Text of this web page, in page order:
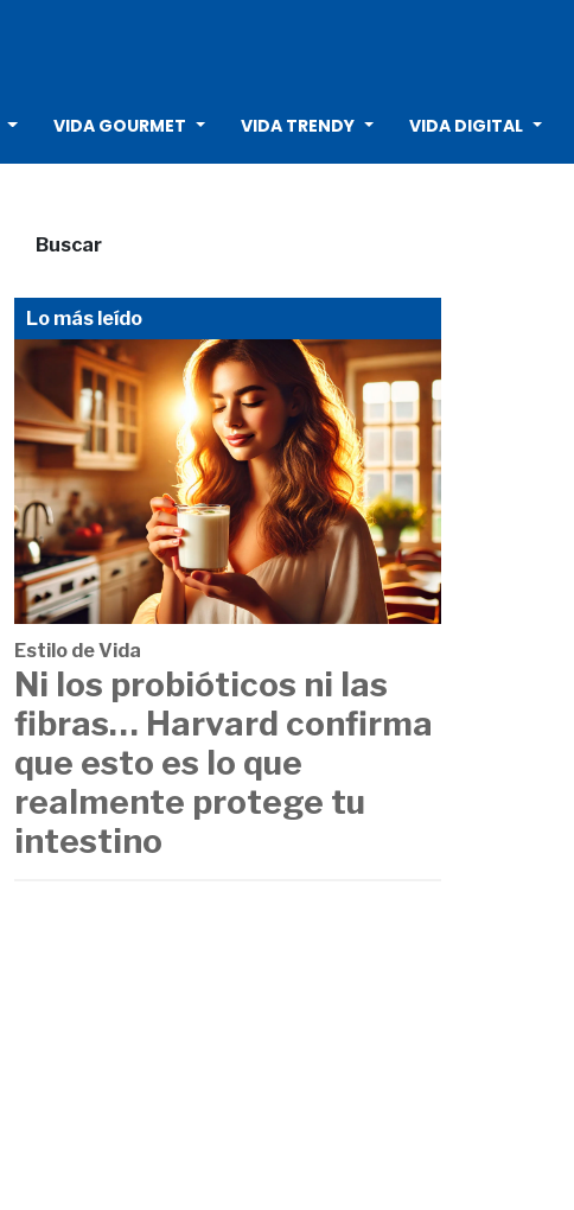
VIDA GOURMET VIDA TRENDY VIDA DIGITAL
Buscar
Lo más leído
Estilo de Vida
Ni los probióticos ni las
fibras… Harvard confirma
que esto es lo que
realmente protege tu
intestino